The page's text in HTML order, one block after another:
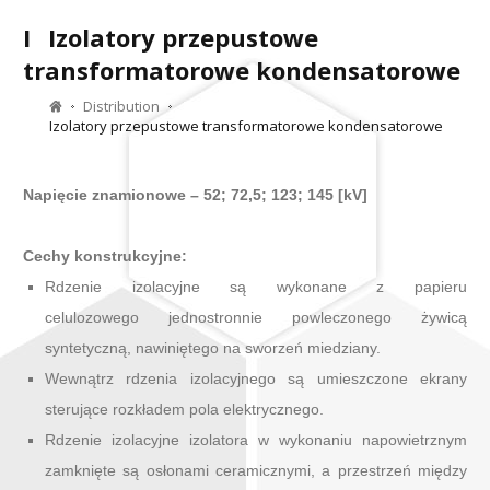
I
Izolatory przepustowe
transformatorowe kondensatorowe
Distribution
Izolatory przepustowe transformatorowe kondensatorowe
Napięcie znamionowe – 52; 72,5; 123; 145 [kV]
Cechy konstrukcyjne:
Rdzenie izolacyjne są wykonane z papieru
celulozowego jednostronnie powleczonego żywicą
syntetyczną, nawiniętego na sworzeń miedziany.
Wewnątrz rdzenia izolacyjnego są umieszczone ekrany
sterujące rozkładem pola elektrycznego.
Rdzenie izolacyjne izolatora w wykonaniu napowietrznym
zamknięte są osłonami ceramicznymi, a przestrzeń między